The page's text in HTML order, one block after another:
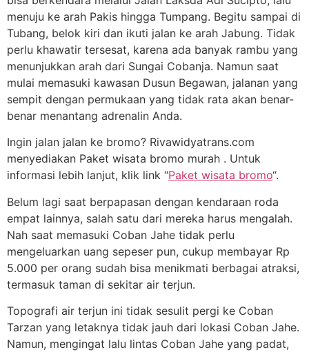
menuju ke arah Pakis hingga Tumpang. Begitu sampai di
Tubang, belok kiri dan ikuti jalan ke arah Jabung. Tidak
perlu khawatir tersesat, karena ada banyak rambu yang
menunjukkan arah dari Sungai Cobanja. Namun saat
mulai memasuki kawasan Dusun Begawan, jalanan yang
sempit dengan permukaan yang tidak rata akan benar-
benar menantang adrenalin Anda.
Ingin jalan jalan ke bromo? Rivawidyatrans.com
menyediakan Paket wisata bromo murah . Untuk
informasi lebih lanjut, klik link “Paket wisata bromo“.
Belum lagi saat berpapasan dengan kendaraan roda
empat lainnya, salah satu dari mereka harus mengalah.
Nah saat memasuki Coban Jahe tidak perlu
mengeluarkan uang sepeser pun, cukup membayar Rp
5.000 per orang sudah bisa menikmati berbagai atraksi,
termasuk taman di sekitar air terjun.
Topografi air terjun ini tidak sesulit pergi ke Coban
Tarzan yang letaknya tidak jauh dari lokasi Coban Jahe.
Namun, mengingat lalu lintas Coban Jahe yang padat,